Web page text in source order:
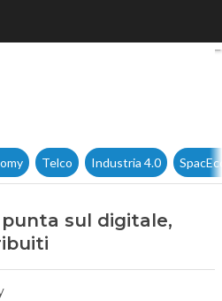
Giovani punta sul
Telco Industria 4.0
punta sul digitale,